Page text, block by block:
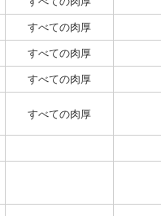
すべての肉厚
すべての肉厚
すべての肉厚
すべての肉厚